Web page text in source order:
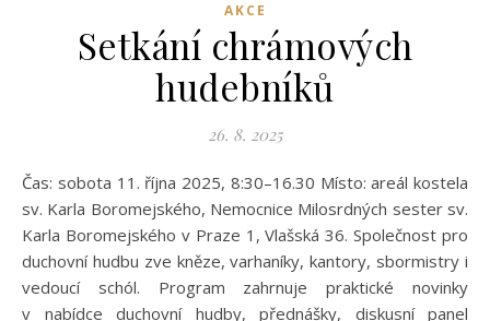
AKCE
Setkání chrámových
hudebníků
26. 8. 2025
Čas: sobota 11. října 2025, 8:30–16.30 Místo: areál kostela
sv. Karla Boromejského, Nemocnice Milosrdných sester sv.
Karla Boromejského v Praze 1, Vlašská 36. Společnost pro
duchovní hudbu zve kněze, varhaníky, kantory, sbormistry i
vedoucí schól. Program zahrnuje praktické novinky
v nabídce duchovní hudby, přednášky, diskusní panel